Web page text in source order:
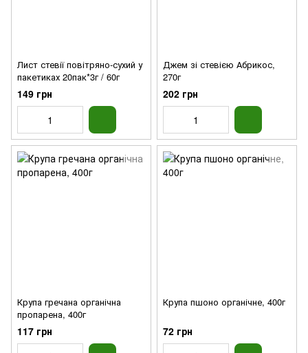
Лист стевії повітряно-сухий у
пакетиках 20пак*3г / 60г
149 грн
Джем зі стевією Абрикос,
270г
202 грн
Крупа гречана органічна
пропарена, 400г
117 грн
Крупа пшоно органічне, 400г
72 грн